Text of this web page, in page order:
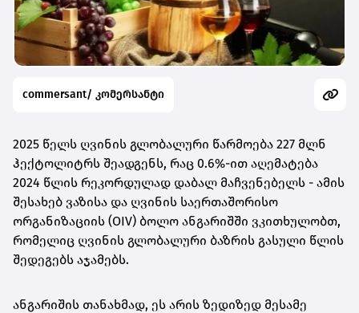
commersant/ კომერსანტი
2025 წელს ღვინის გლობალური წარმოება 227 მლნ
ჰექტოლიტრს შეადგენს, რაც 0.6%-ით აღემატება
2024 წლის რეკორდულად დაბალ მაჩვენებელს - ამის
შესახებ ვაზისა და ღვინის საერთაშორისო
ორგანიზაციის (OIV) ბოლო ანგარიშში ვკითხულობთ,
რომელიც ღვინის გლობალური ბაზრის გასული წლის
შედეგებს აჯამებს.
ანგარიშის თანახმად, ეს არის ზედიზედ მესამე